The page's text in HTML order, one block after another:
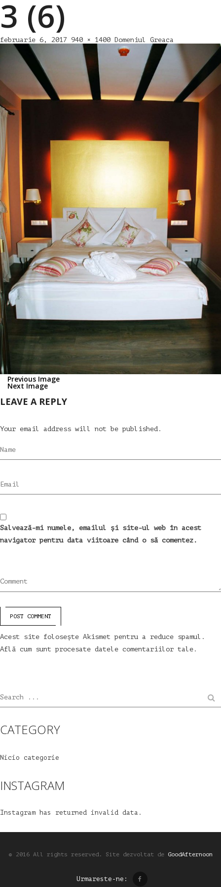
3 (6)
februarie 6, 2017 940 × 1400 Domeniul Greaca
Previous Image
Next Image
LEAVE A REPLY
Your email address will not be published.
Name
Email
Salvează-mi numele, emailul și site-ul web în acest
navigator pentru data viitoare când o să comentez.
Comment
POST COMMENT
Acest site folosește Akismet pentru a reduce spamul.
Află cum sunt procesate datele comentariilor tale .
Search ...
CATEGORY
Nicio categorie
INSTAGRAM
Instagram has returned invalid data.
© 2016 All rights reserved. Site dezvoltat de GoodAfternoon
Urmareste-ne: